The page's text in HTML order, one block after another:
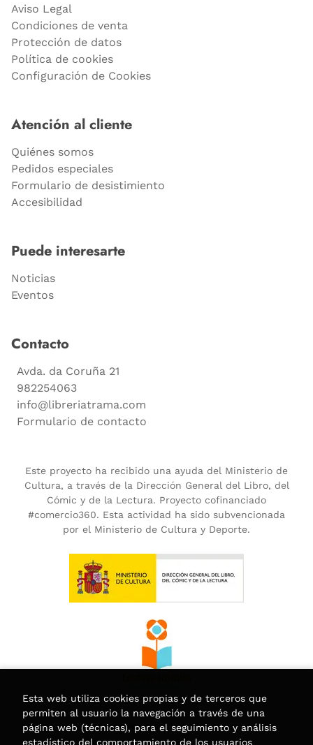
Aviso Legal
Condiciones de venta
Protección de datos
Política de cookies
Configuración de Cookies
Atención al cliente
Quiénes somos
Pedidos especiales
Formulario de desistimiento
Accesibilidad
Puede interesarte
Noticias
Eventos
Contacto
Avda. da Coruña 21
982254063
info@libreriatrama.com
Formulario de contacto
Este proyecto ha recibido una ayuda del Ministerio de
Cultura, a través de la Dirección General del Libro, del
Cómic y de la Lectura. Proyecto cofinanciado
#comercio360. Esta actividad ha sido subvencionada
por el Ministerio de Cultura y Deporte.
Esta web utiliza cookies propias y de terceros que
permiten al usuario la navegación a través de una
página web (técnicas), para el seguimiento y análisis
estadístico del comportamiento de los usuarios